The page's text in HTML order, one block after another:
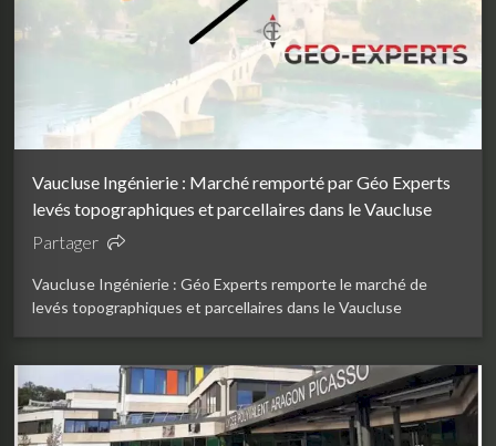
Vaucluse Ingénierie : Marché remporté par Géo Experts
levés topographiques et parcellaires dans le Vaucluse
Partager
Vaucluse Ingénierie : Géo Experts remporte le marché de
levés topographiques et parcellaires dans le Vaucluse